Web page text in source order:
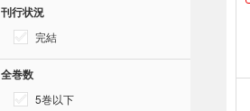
刊行状況
完結
全巻数
5巻以下